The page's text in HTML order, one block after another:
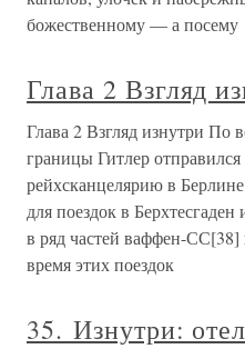
божественному — а посему
Глава 2 Взгляд
Глава 2 Взгляд изнутри По
границы Гитлер
рейхсканцелярию в
для поездок в
в ряд частей ваффен-
время этих поездок
35. Изнутри: